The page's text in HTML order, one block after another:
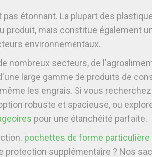
pas étonnant. La plupart des
produit, mais constitue également
environnementaux.
nombreux secteurs, de
large gamme de produits de
les engrais. Si vous
robuste et spacieuse, ou
pour une étanchéité parfaite.
pochettes de forme particulière
supplémentaire ? Nos